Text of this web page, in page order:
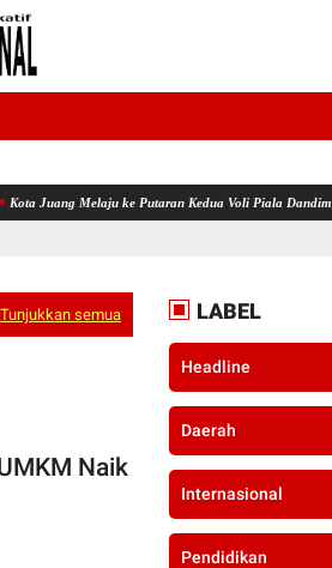
ke Putaran Kedua Voli Piala Dandim Cup 0111/Bireuen
Tunjukkan semua
Naik
LABEL
Headline
Daerah
Internasional
Pendidikan